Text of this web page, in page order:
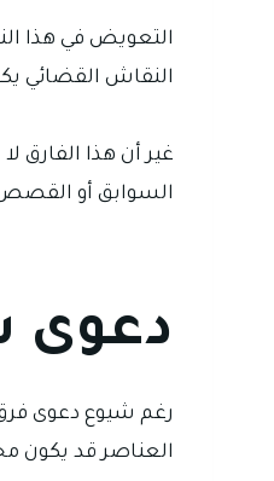
التعويض في هذا
النقاش القضائي
غير أن هذا الفارق
السوابق أو القصص
دعوى
رغم شيوع دعوى
العناصر قد يكون